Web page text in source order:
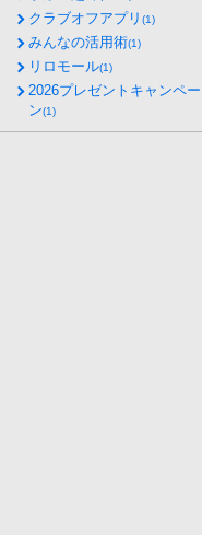
クラブオフアプリ (1)
みんなの活用術(1)
リロモール(1)
2026プレゼントキャンペー
ン(1)